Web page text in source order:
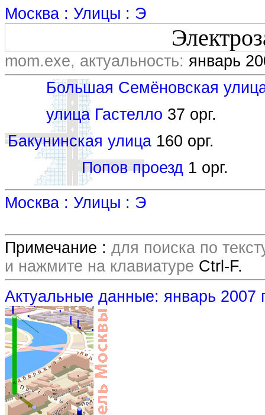
Москва : Улицы : Э
mom.exe, актуальность: январь
Большая Семёновская
улица Гастелло 37 орг.
Бакунинская улица 160 орг.
Попов проезд 1 орг.
Москва : Улицы : Э
Примечание : для поиска по
и нажмите на клавиатуре Ctrl-F.
Актуальные данные: январь 2007